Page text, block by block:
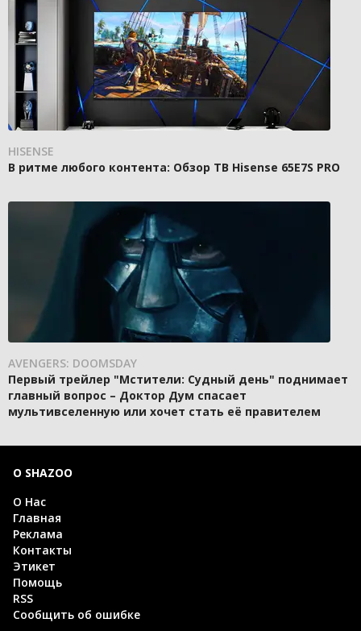
HISENSE
В ритме любого контента: Обзор ТВ Hisense 65E7S PRO
AVENGERS: DOOMSDAY
Первый трейлер "Мстители: Судный день" поднимает
главный вопрос – Доктор Дум спасает
мультивселенную или хочет стать её правителем
О SHAZOO
О Нас
Главная
Реклама
Контакты
Этикет
Помощь
RSS
Сообщить об ошибке